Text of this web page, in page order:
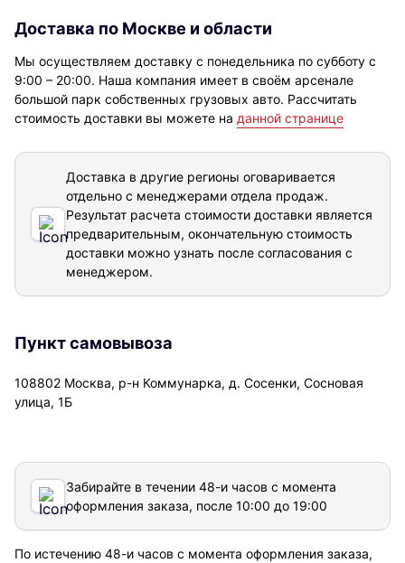
Доставка по Москве и области
Мы осуществляем доставку с понедельника по субботу с
9:00 – 20:00. Наша компания имеет в своём арсенале
большой парк собственных грузовых авто. Рассчитать
стоимость доставки вы можете на данной странице
Доставка в другие регионы оговаривается
отдельно с менеджерами отдела продаж.
Результат расчета стоимости доставки является
предварительным, окончательную стоимость
доставки можно узнать после согласования с
менеджером.
Пункт самовывоза
108802 Москва, р-н Коммунарка, д. Сосенки, Сосновая
улица, 1Б
Забирайте в течении 48-и часов с момента
оформления заказа, после 10:00 до 19:00
По истечению 48-и часов с момента оформления заказа,